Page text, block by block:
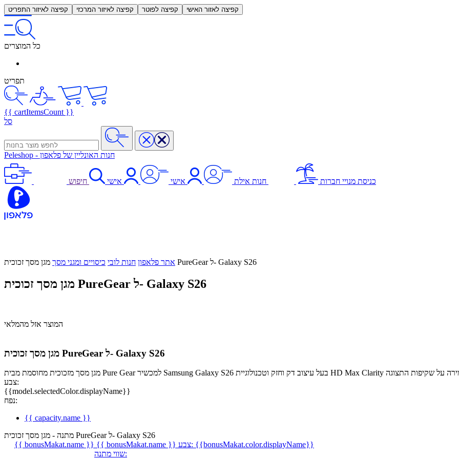
קפיצה לאיזור התפריט קפיצה לאיזור המרכזי קפיצה לפוטר קפיצה לאזור האישי
כל המוצרים
תפריט
{{ cartItemsCount }}
סל
Peleshop - חנות האונליין של פלאפון
כניסת מנויי חברות חנות אילת אישי אישי חיפוש
אתר פלאפון חנות לובי כיסויים ומגני מסך מגן מסך זכוכית PureGear ל- Galaxy S26
מגן מסך זכוכית PureGear ל- Galaxy S26
המוצר אזל מהמלאי
מגן מסך זכוכית PureGear ל- Galaxy S26
צבע:
{{model.selectedColor.displayName}}
נפח:
{{ capacity.name }}
מתנה - מגן מסך זכוכית PureGear ל- Galaxy S26
{{ bonusMakat.name }} {{ bonusMakat.name }} צבע: {{bonusMakat.color.displayName}}
שווי מתנה: